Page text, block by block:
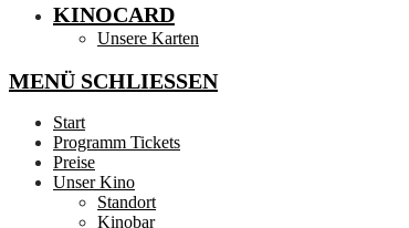
KINOCARD
Unsere Karten
MENÜ SCHLIESSEN
Start
Programm Tickets
Preise
Unser Kino
Standort
Kinobar